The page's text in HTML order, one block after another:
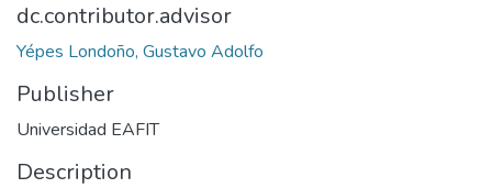
dc.contributor.advisor
Yépes Londoño, Gustavo Adolfo
Publisher
Universidad EAFIT
Description